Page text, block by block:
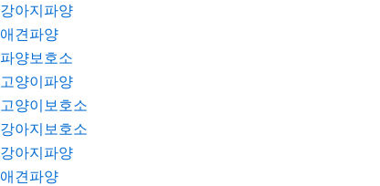
강아지파양
애견파양
파양보호소
고양이파양
고양이보호소
강아지보호소
강아지파양
애견파양